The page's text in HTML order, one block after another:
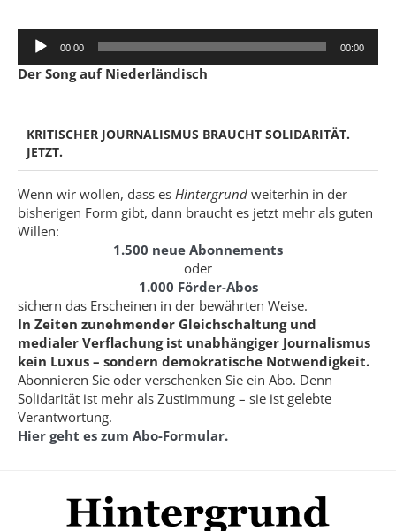
Audio-
Player
00:00 00:00
Der Song auf Niederländisch
KRITISCHER JOURNALISMUS BRAUCHT SOLIDARITÄT.
JETZT.
Wenn wir wollen, dass es Hintergrund weiterhin in der
bisherigen Form gibt, dann braucht es jetzt mehr als guten
Willen:
1.500 neue Abonnements
oder
1.000 Förder-Abos
sichern das Erscheinen in der bewährten Weise.
In Zeiten zunehmender Gleichschaltung und
medialer Verflachung ist unabhängiger Journalismus
kein Luxus – sondern demokratische Notwendigkeit.
Abonnieren Sie oder verschenken Sie ein Abo. Denn
Solidarität ist mehr als Zustimmung – sie ist gelebte
Verantwortung.
Hier geht es zum Abo-Formular.